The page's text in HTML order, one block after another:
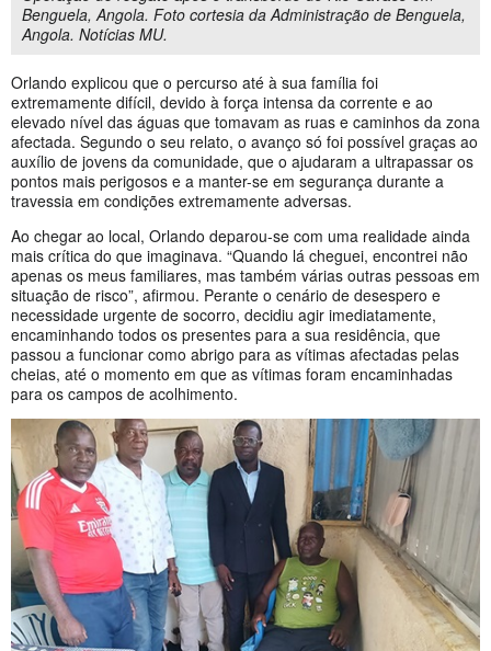
Benguela, Angola. Foto cortesia da Administração de Benguela,
Angola. Notícias MU.
Orlando explicou que o percurso até à sua família foi
extremamente difícil, devido à força intensa da corrente e ao
elevado nível das águas que tomavam as ruas e caminhos da zona
afectada. Segundo o seu relato, o avanço só foi possível graças ao
auxílio de jovens da comunidade, que o ajudaram a ultrapassar os
pontos mais perigosos e a manter-se em segurança durante a
travessia em condições extremamente adversas.
Ao chegar ao local, Orlando deparou-se com uma realidade ainda
mais crítica do que imaginava. “Quando lá cheguei, encontrei não
apenas os meus familiares, mas também várias outras pessoas em
situação de risco”, afirmou. Perante o cenário de desespero e
necessidade urgente de socorro, decidiu agir imediatamente,
encaminhando todos os presentes para a sua residência, que
passou a funcionar como abrigo para as vítimas afectadas pelas
cheias, até o momento em que as vítimas foram encaminhadas
para os campos de acolhimento.